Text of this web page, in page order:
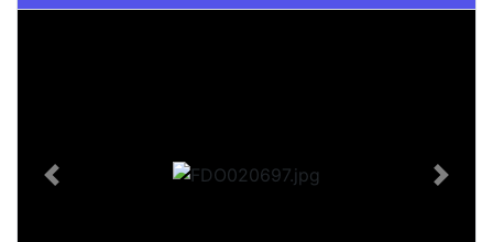
Previous Next